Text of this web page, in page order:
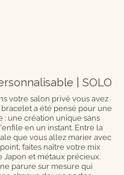
| SOLO
votre salon privé vous avez
bracelet a été pensé pour une
: une création unique sans
en un instant. Entre la
que vous allez marier avec
faites naître votre mix
Japon et métaux précieux.
parure sur mesure qui